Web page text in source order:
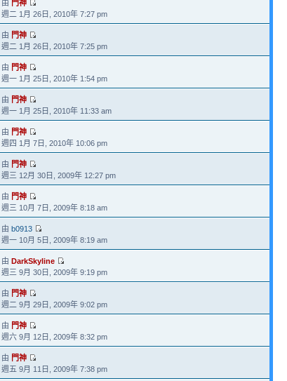
由 門神
週二 1月 26日, 2010年 7:27 pm
由 門神
週二 1月 26日, 2010年 7:25 pm
由 門神
週一 1月 25日, 2010年 1:54 pm
由 門神
週一 1月 25日, 2010年 11:33 am
由 門神
週四 1月 7日, 2010年 10:06 pm
由 門神
週三 12月 30日, 2009年 12:27 pm
由 門神
週三 10月 7日, 2009年 8:18 am
由b0913
週一 10月 5日, 2009年 8:19 am
由DarkSkyline
週三 9月 30日, 2009年 9:19 pm
由 門神
週二 9月 29日, 2009年 9:02 pm
由 門神
週六 9月 12日, 2009年 8:32 pm
由 門神
週五 9月 11日, 2009年 7:38 pm